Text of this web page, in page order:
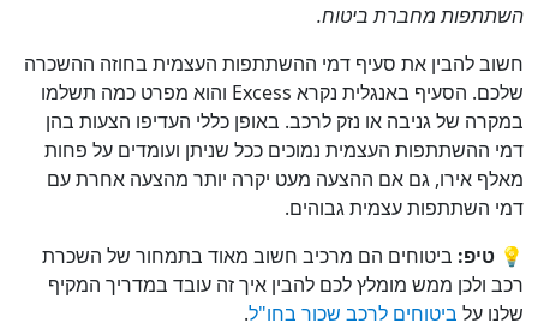
מחברת ביטוח.
להבין את סעיף דמי ההשתתפות העצמית בחוזה ההשכרה
שלכם. הסעיף באנגלית נקרא Excess והוא מפרט כמה תשלמו
של גניבה או נזק לרכב. באופן כללי העדיפו הצעות בהן
ההשתתפות העצמית נמוכים ככל שניתן ועומדים על פחות
אירו, גם אם ההצעה מעט יקרה יותר מהצעה אחרת עם
השתתפות עצמית גבוהים.
טיפ:ביטוחים הם מרכיב חשוב מאוד בתמחור של השכרת
ולכן ממש מומלץ לכם להבין איך זה עובד במדריך המקיף
עלביטוחים לרכב שכור בחו"ל.